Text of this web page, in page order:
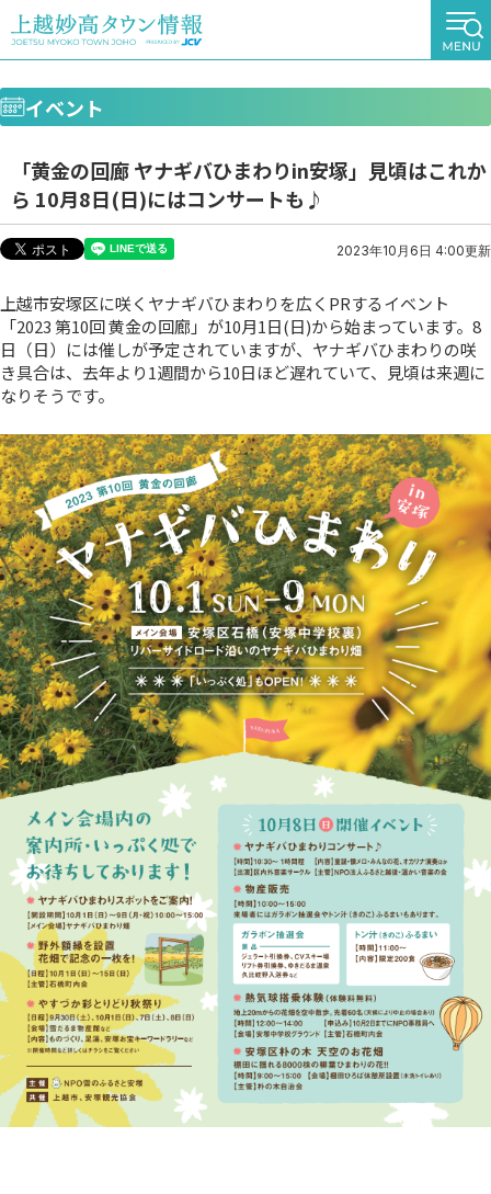
イベント
「黄金の回廊 ヤナギバひまわりin安塚」見頃はこれか
ら 10月8日(日)にはコンサートも♪
2023年10月6日 4:00更新
上越市安塚区に咲くヤナギバひまわりを広くPRするイベント
「2023 第10回 黄金の回廊」が10月1日(日)から始まっています。8
日（日）には催しが予定されていますが、ヤナギバひまわりの咲
き具合は、去年より1週間から10日ほど遅れていて、見頃は来週に
なりそうです。